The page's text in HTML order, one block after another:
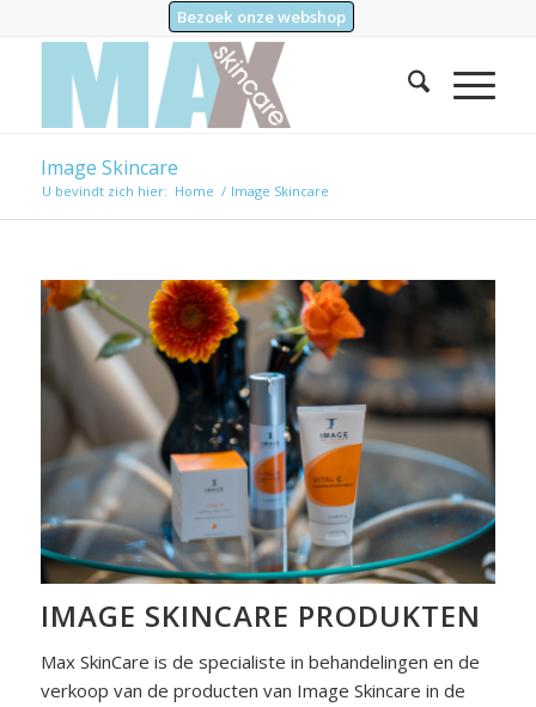
Bezoek onze webshop
Image Skincare
U bevindt zich hier: Home / Image Skincare
IMAGE SKINCARE PRODUKTEN
Max SkinCare is de specialiste in behandelingen en de
verkoop van de producten van Image Skincare in de